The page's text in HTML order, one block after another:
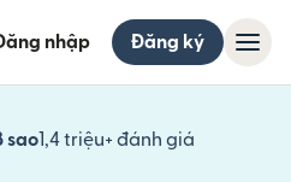
nhập Đăng ký
sao1,4 triệu+ đánh giá